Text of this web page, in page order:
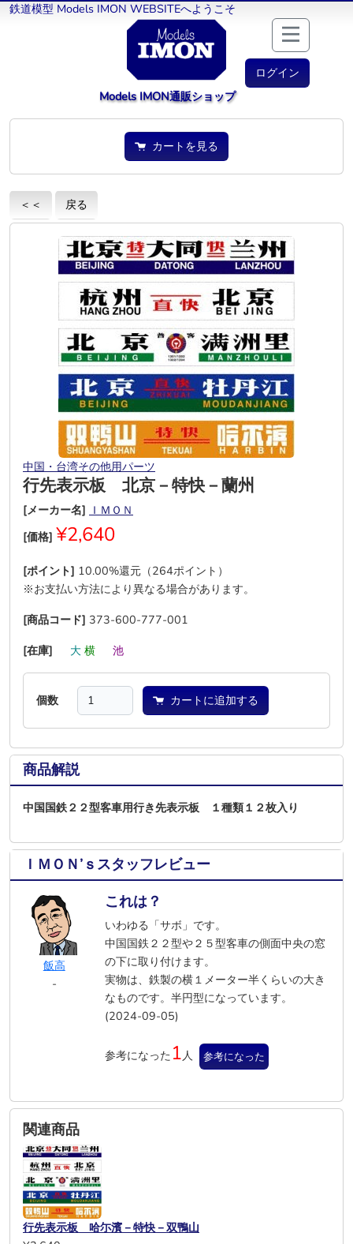
鉄道模型 Models IMON WEBSITEへようこそ
ログイン
Models IMON通販ショップ
カートを見る
＜＜ 戻る
中国・台湾その他用パーツ
行先表示板 北京－特快－蘭州
[メーカー名] ＩＭＯＮ
[価格] ¥2,640
[ポイント] 10.00%還元（264ポイント）
※お支払い方法により異なる場合があります。
[商品コード] 373-600-777-001
[在庫]
大 横 池
個数 カートに追加する
商品解説
中国国鉄２２型客車用行き先表示板 １種類１２枚入り
ＩＭＯＮ’ｓスタッフレビュー
飯高
-
これは？
いわゆる「サボ」です。
中国国鉄２２型や２５型客車の側面中央の窓
の下に取り付けます。
実物は、鉄製の横１メーター半くらいの大き
なものです。半円型になっています。
(2024-09-05)
参考になった 1人 参考になった
関連商品
行先表示板 哈尓濱－特快－双鴨山